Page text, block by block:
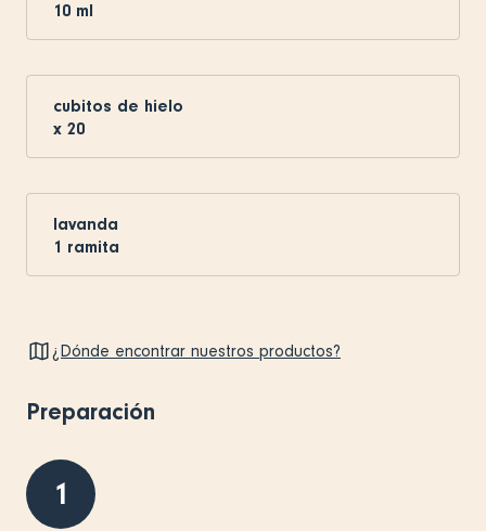
10 ml
cubitos de hielo
x 20
lavanda
1 ramita
¿Dónde encontrar nuestros productos?
Preparación
1